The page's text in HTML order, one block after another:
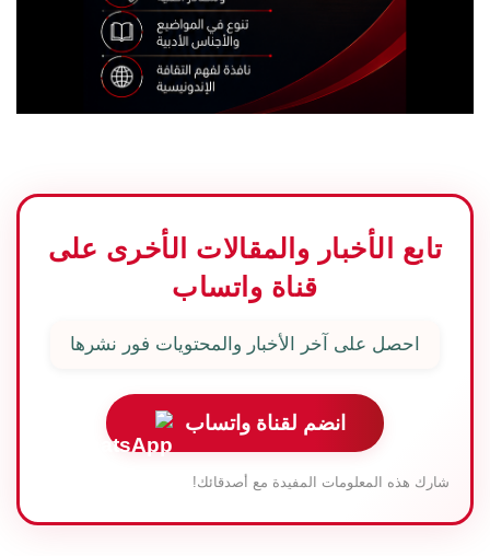
تابع الأخبار والمقالات الأخرى على
قناة واتساب
احصل على آخر الأخبار والمحتويات فور نشرها
انضم لقناة واتساب
شارك هذه المعلومات المفيدة مع أصدقائك!